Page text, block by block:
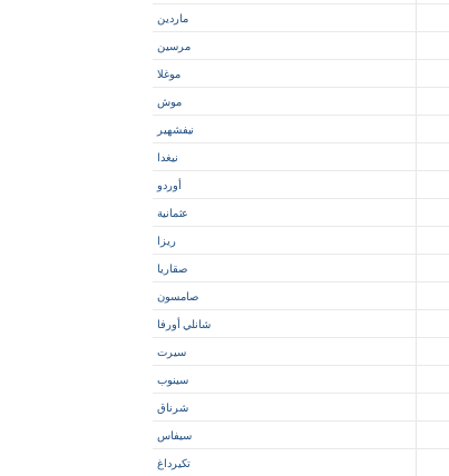
ماردين
مرسين
موغلا
موش
نيفشهير
نيغدا
أوردو
عثمانية
ريزا
صقاريا
صامسون
شانلي أورفا
سيرت
سينوب
شرناق
سيفاس
تكيرداغ